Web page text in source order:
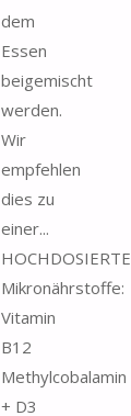
dem
Essen
beigemischt
werden.
Wir
empfehlen
dies zu
einer...
HOCHDOSIERTE
Mikronährstoffe:
Vitamin
B12
Methylcobalamin
+ D3